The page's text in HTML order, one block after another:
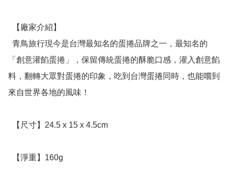
「創意灌餡蛋捲」，保留傳統蛋捲的酥脆口感，灌入創意餡
料，翻轉大眾對蛋捲的印象，吃到台灣蛋捲同時，也能嚐到
來自世界各地的風味！